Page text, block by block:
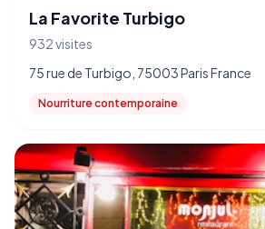
La Favorite Turbigo
932 visites
75 rue de Turbigo, 75003 Paris France
Nourriture contemporaine